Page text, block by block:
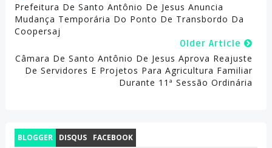
Prefeitura De Santo Antônio De Jesus Anuncia
Mudança Temporária Do Ponto De Transbordo Da
Coopersaj
Older Article
Câmara De Santo Antônio De Jesus Aprova Reajuste
De Servidores E Projetos Para Agricultura Familiar
Durante 11ª Sessão Ordinária
BLOGGER DISQUS FACEBOOK